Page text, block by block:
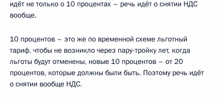
идёт не только о 10 процентах – речь идёт о снятии НДС
вообще.
10 процентов – это же по временной схеме льготный
тариф, чтобы не возникло через пару-тройку лет, когда
льготы будут отменены, новые 10 процентов – от 20
процентов, которые должны были быть. Поэтому речь идёт
о снятии вообще НДС.